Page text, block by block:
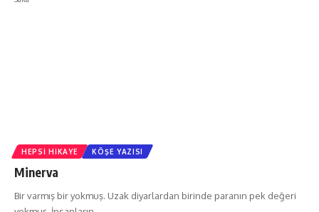
HEPSI HIKAYE KÖŞE YAZISI
Minerva
Bir varmış bir yokmuş. Uzak diyarlardan birinde paranın pek değeri